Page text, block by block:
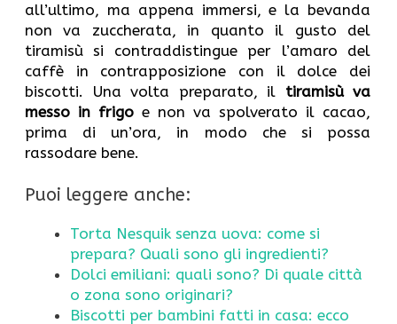
all’ultimo, ma appena immersi, e la bevanda
non va zuccherata, in quanto il gusto del
tiramisù si contraddistingue per l’amaro del
caffè in contrapposizione con il dolce dei
biscotti. Una volta preparato, il tiramisù va
messo in frigo e non va spolverato il cacao,
prima di un’ora, in modo che si possa
rassodare bene.
Puoi leggere anche:
Torta Nesquik senza uova: come si
prepara? Quali sono gli ingredienti?
Dolci emiliani: quali sono? Di quale città
o zona sono originari?
Biscotti per bambini fatti in casa: ecco